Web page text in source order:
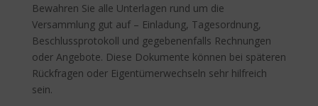
Bewahren Sie alle Unterlagen rund um die
Versammlung gut auf – Einladung, Tagesordnung,
Beschlussprotokoll und gegebenenfalls Rechnungen
oder Angebote. Diese Dokumente können bei späteren
Rückfragen oder Eigentümerwechseln sehr hilfreich
sein.